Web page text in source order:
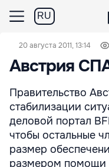
RU
20 августа 2011, 13:14
Австрия
Правительство
стабилизации
деловой портал
чтобы остальные
размер
размером помощи